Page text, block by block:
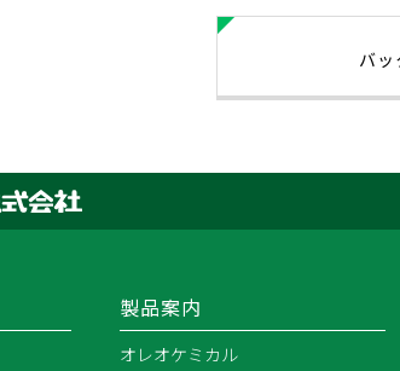
バッ
製品案内
オレオケミカル